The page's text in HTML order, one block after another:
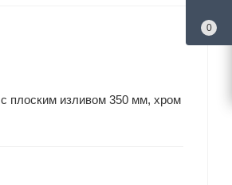
плоским изливом 350 мм, хром
0